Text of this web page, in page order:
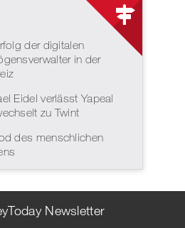
der digitalen
in der
Eidel verlässt Yapeal
zu Twint
des menschlichen
Newsletter